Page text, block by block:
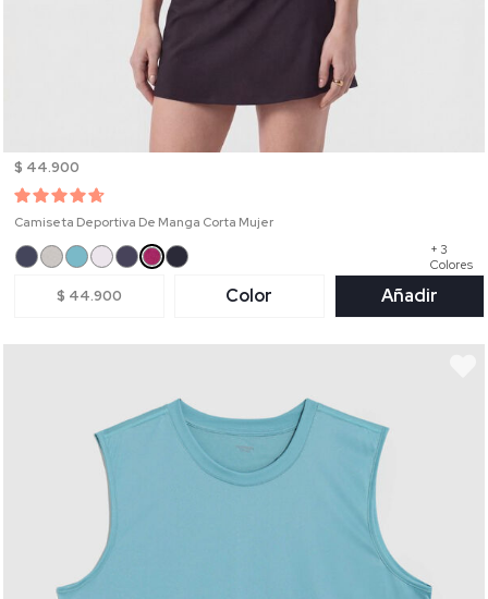
$ 44.900
Camiseta Deportiva De Manga Corta Mujer
+ 3
Colores
$ 44.900 Color Añadir